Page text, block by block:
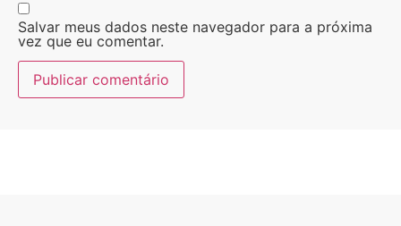
Salvar meus dados neste navegador para a próxima
vez que eu comentar.